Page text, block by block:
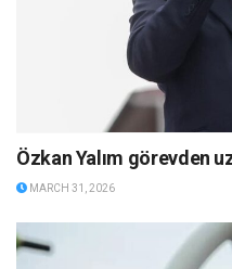
Özkan Yalım görevden
MARCH 31, 2026